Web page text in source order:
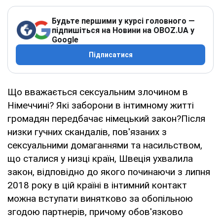
Будьте першими у курсі головного —
підпишіться на Новини на OBOZ.UA у
Google
Підписатися
Що вважається сексуальним злочином в
Німеччині? Які заборони в інтимному житті
громадян передбачає німецький закон?Після
низки гучних скандалів, пов'язаних з
сексуальними домаганнями та насильством,
що сталися у низці країн, Швеція ухвалила
закон, відповідно до якого починаючи з липня
2018 року в цій країні в інтимний контакт
можна вступати винятково за обопільною
згодою партнерів, причому обов'язково